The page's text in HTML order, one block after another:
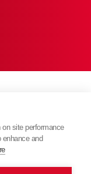
site performance
enhance and